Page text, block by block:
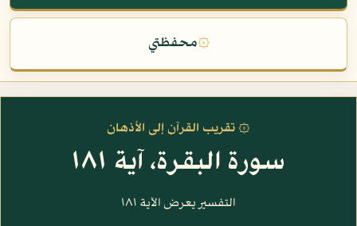
۞محفظتي
۞ تقريب القرآن إلى الأذهان
سورة البقرة، آية ١٨١
التفسير يعرض الآية ١٨١